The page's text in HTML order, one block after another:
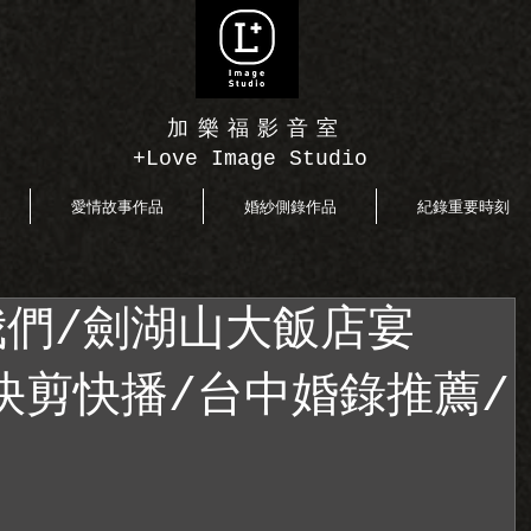
加樂福影音室
+Love Image Studio
愛情故事作品 婚紗側錄作品 紀錄重要時刻
/劍湖山大飯店宴
剪快播/台中婚錄推薦/